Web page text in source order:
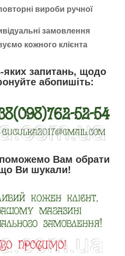
вироби ручної
замовлення
кожного клієнта
запитань, щодо
абопишіть:
Вам обрати
Ви шукали!